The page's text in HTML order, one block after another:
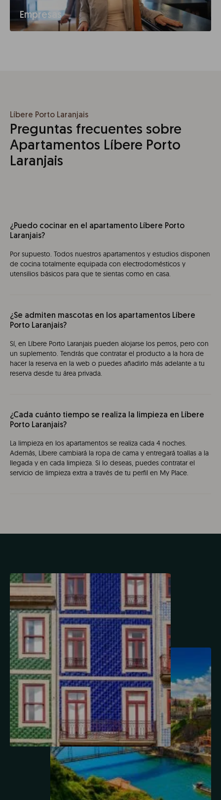
Empresas
Líbere Porto Laranjais
Preguntas frecuentes sobre
Apartamentos Líbere Porto
Laranjais
¿Puedo cocinar en el apartamento Líbere Porto
Laranjais?
Por supuesto. Todos nuestros apartamentos y estudios disponen
de cocina totalmente equipada con electrodomésticos y
utensilios básicos para que te sientas como en casa.
¿Se admiten mascotas en los apartamentos Líbere
Porto Laranjais?
Sí, en Líbere Porto Laranjais pueden alojarse los perros, pero con
un suplemento. Tendrás que contratar el producto a la hora de
hacer la reserva en la web o puedes añadirlo más adelante a tu
reserva desde tu área privada.
¿Cada cuánto tiempo se realiza la limpieza en Líbere
Porto Laranjais?
La limpieza en los apartamentos se realiza cada 4 noches.
Además, Líbere cambiará la ropa de cama y entregará toallas a la
llegada y en cada limpieza. Si lo deseas, puedes contratar el
servicio de limpieza extra a través de tu perfil en My Place.